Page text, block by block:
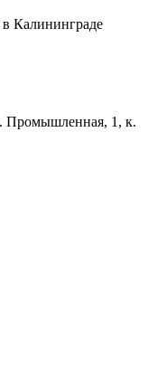
Калининграде
Промышленная, 1, к.